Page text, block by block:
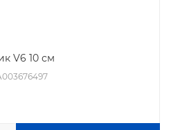
V6 10 см